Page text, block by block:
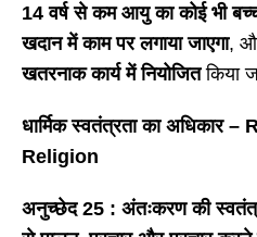
14 वर्ष से कम आयु का कोई भी
खदान में काम पर लगाया जाएगा,
खतरनाक कार्य में नियोजितकिया
धार्मिक स्वतंत्रता का अधिकार –
Religion
अनुच्छेद 25 : अंतःकरण की